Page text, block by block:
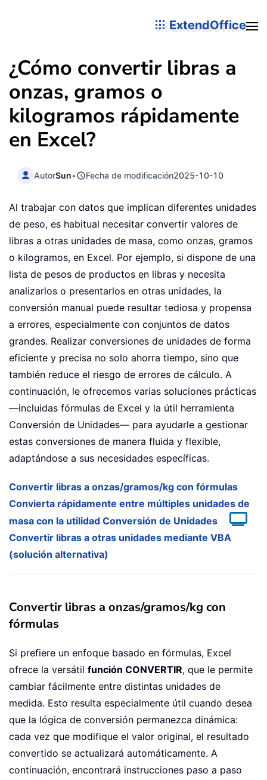
ExtendOffice
¿Cómo convertir libras a
onzas, gramos o
kilogramos rápidamente
en Excel?
AutorSun• Fecha de modificación2025-10-10
Al trabajar con datos que implican diferentes unidades
de peso, es habitual necesitar convertir valores de
libras a otras unidades de masa, como onzas, gramos
o kilogramos, en Excel. Por ejemplo, si dispone de una
lista de pesos de productos en libras y necesita
analizarlos o presentarlos en otras unidades, la
conversión manual puede resultar tediosa y propensa
a errores, especialmente con conjuntos de datos
grandes. Realizar conversiones de unidades de forma
eficiente y precisa no solo ahorra tiempo, sino que
también reduce el riesgo de errores de cálculo. A
continuación, le ofrecemos varias soluciones prácticas
—incluidas fórmulas de Excel y la útil herramienta
Conversión de Unidades— para ayudarle a gestionar
estas conversiones de manera fluida y flexible,
adaptándose a sus necesidades específicas.
Convertir libras a onzas/gramos/kg con fórmulas
Convierta rápidamente entre múltiples unidades de
masa con la utilidad Conversión de Unidades
Convertir libras a otras unidades mediante VBA
(solución alternativa)
Convertir libras a onzas/gramos/kg con
fórmulas
Si prefiere un enfoque basado en fórmulas, Excel
ofrece la versátil función CONVERTIR, que le permite
cambiar fácilmente entre distintas unidades de
medida. Esto resulta especialmente útil cuando desea
que la lógica de conversión permanezca dinámica:
cada vez que modifique el valor original, el resultado
convertido se actualizará automáticamente. A
continuación, encontrará instrucciones paso a paso